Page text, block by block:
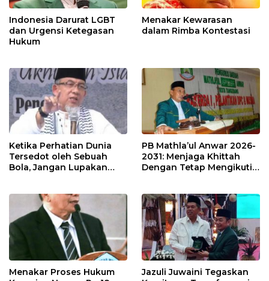
Indonesia Darurat LGBT
dan Urgensi Ketegasan
Hukum
Menakar Kewarasan
dalam Rimba Kontestasi
Ketika Perhatian Dunia
Tersedot oleh Sebuah
Bola, Jangan Lupakan
PB Mathla’ul Anwar 2026-
2031: Menjaga Khittah
Dengan Tetap Mengikuti
Menakar Proses Hukum
Jazuli Juwaini Tegaskan